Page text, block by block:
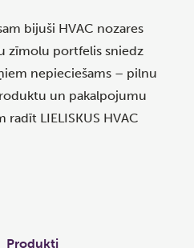
bijuši HVAC nozares
zīmolu portfelis sniedz
nepieciešams – pilnu
un pakalpojumu
LIELISKUS HVAC
Produkti